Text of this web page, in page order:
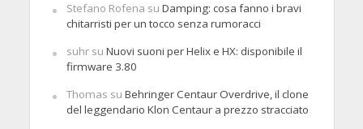
Stefano Rofena su Damping: cosa fanno i bravi
chitarristi per un tocco senza rumoracci
suhrsu Nuovi suoni per Helix e HX: disponibile il
firmware 3.80
Thomas su Behringer Centaur Overdrive, il clone
del leggendario Klon Centaur a prezzo stracciato